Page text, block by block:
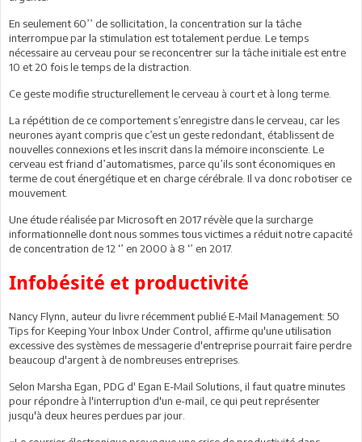
En seulement 60’’ de sollicitation, la concentration sur la tâche
interrompue par la stimulation est totalement perdue. Le temps
nécessaire au cerveau pour se reconcentrer sur la tâche initiale est entre
10 et 20 fois le temps de la distraction.
Ce geste modifie structurellement le cerveau à court et à long terme.
La répétition de ce comportement s’enregistre dans le cerveau, car les
neurones ayant compris que c’est un geste redondant, établissent de
nouvelles connexions et les inscrit dans la mémoire inconsciente. Le
cerveau est friand d’automatismes, parce qu’ils sont économiques en
terme de cout énergétique et en charge cérébrale. Il va donc robotiser ce
mouvement.
Une étude réalisée par Microsoft en 2017 révèle que la surcharge
informationnelle dont nous sommes tous victimes a réduit notre capacité
de concentration de 12 ‘’ en 2000 à 8 ‘’ en 2017.
Infobésité et productivité
Nancy Flynn, auteur du livre récemment publié E-Mail Management: 50
Tips for Keeping Your Inbox Under Control, affirme qu'une utilisation
excessive des systèmes de messagerie d'entreprise pourrait faire perdre
beaucoup d'argent à de nombreuses entreprises.
Selon Marsha Egan, PDG d' Egan E-Mail Solutions, il faut quatre minutes
pour répondre à l'interruption d'un e-mail, ce qui peut représenter
jusqu'à deux heures perdues par jour.